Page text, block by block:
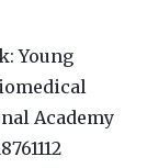
Young
Academy